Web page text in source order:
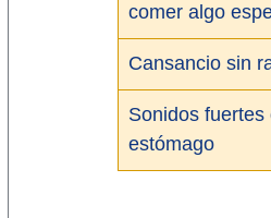
comer algo
Cansancio sin
Sonidos fuertes
estómago